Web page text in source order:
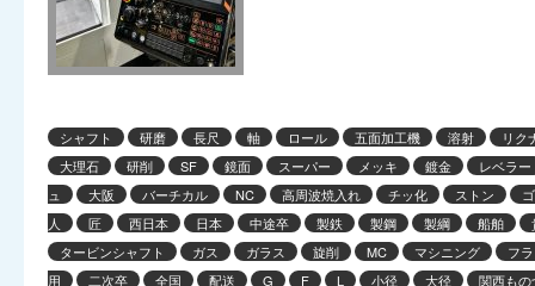
シャフト 研磨 長尺 軸 ロール 五面加工機 溶射
リク
大理石
研削 SF 鏡面 スーパー メッキ 鍍金
レベラー
ュ
大阪 バーチカル NC 高周波焼入れ チッ化 ストン
人
匠 西日本 日本 中途卒 製鉄 製鋼 製綱 船舶
タービンシャフト
ガス ガラス 旋削 MC マシニング
フ
用
二次卒 全国 配送 G F L 小径 大径
関西も